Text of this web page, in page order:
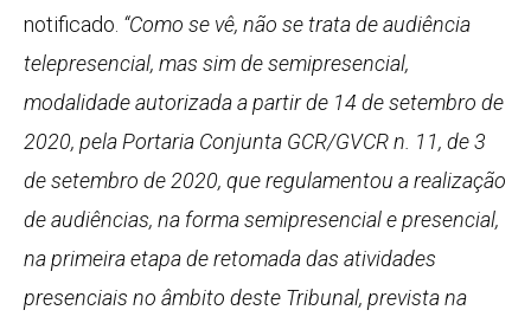
notificado. “Como se vê, não se trata de audiência
telepresencial, mas sim de semipresencial,
modalidade autorizada a partir de 14 de setembro de
2020, pela Portaria Conjunta GCR/GVCR n. 11, de 3
de setembro de 2020, que regulamentou a realização
de audiências, na forma semipresencial e presencial,
na primeira etapa de retomada das atividades
presenciais no âmbito deste Tribunal, prevista na